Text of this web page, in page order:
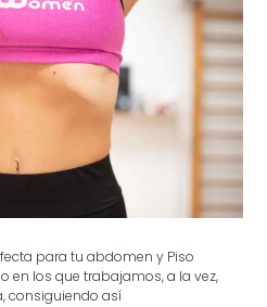
para tu abdomen y Piso
en los que trabajamos, a la vez,
consiguiendo así